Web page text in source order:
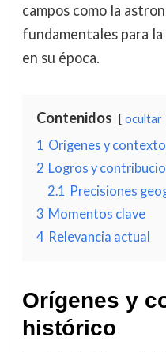
campos como la
fundamentales para
en su época.
Contenidos ocultar
1 Orígenes y
2 Logros y
2.1 Precisiones
3 Momentos clave
4 Relevancia actual
Orígenes y
histórico